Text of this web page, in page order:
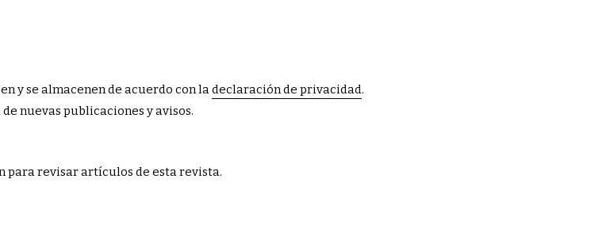
y se almacenen de acuerdo con la declaración de privacidad.
nuevas publicaciones y avisos.
para revisar artículos de esta revista.